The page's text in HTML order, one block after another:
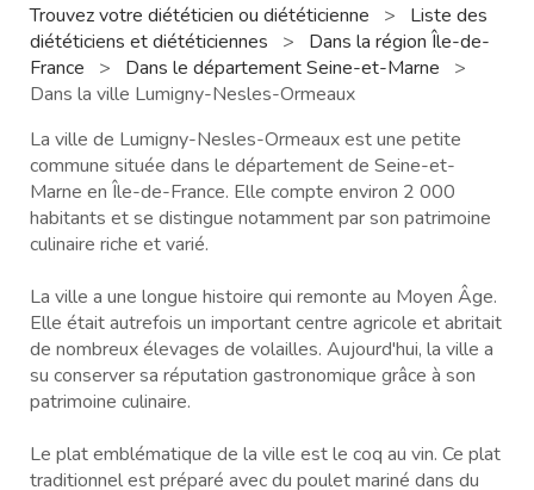
Trouvez votre diététicien ou diététicienne >
Liste des
diététiciens et diététiciennes
>
Dans la région Île-de-
France
> Dans le département Seine-et-Marne
>
Dans la ville Lumigny-Nesles-Ormeaux
La ville de Lumigny-Nesles-Ormeaux est une petite
commune située dans le département de Seine-et-
Marne en Île-de-France. Elle compte environ 2 000
habitants et se distingue notamment par son patrimoine
culinaire riche et varié.
La ville a une longue histoire qui remonte au Moyen Âge.
Elle était autrefois un important centre agricole et abritait
de nombreux élevages de volailles. Aujourd'hui, la ville a
su conserver sa réputation gastronomique grâce à son
patrimoine culinaire.
Le plat emblématique de la ville est le coq au vin. Ce plat
traditionnel est préparé avec du poulet mariné dans du